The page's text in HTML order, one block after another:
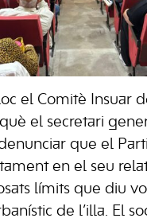
el Comitè Insuar
el secretari
que el
en el seu
límits que diu
de l’illa. El